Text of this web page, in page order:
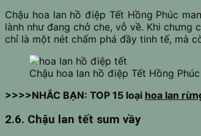
Chậu hoa lan hồ điệp Tết Hồng Phúc
lành như đang chở che, vỗ về. Khi chưng
chỉ là một nét chấm phá đầy tinh tế, mà
Chậu hoa lan hồ điệp Tết Hồng
>>>>NHẮC BẠN: TOP 15 loại hoa lan
2.6. Chậu lan tết sum vầy